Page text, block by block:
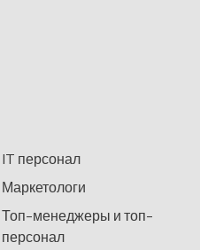
IT персонал
Маркетологи
Топ-менеджеры и топ-
персонал